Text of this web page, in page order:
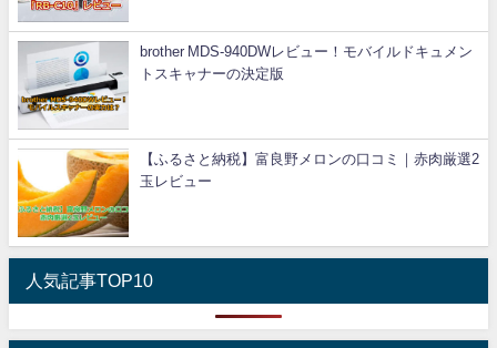
brother MDS-940DWレビュー！モバイルドキュメン
トスキャナーの決定版
【ふるさと納税】富良野メロンの口コミ｜赤肉厳選2
玉レビュー
人気記事TOP10